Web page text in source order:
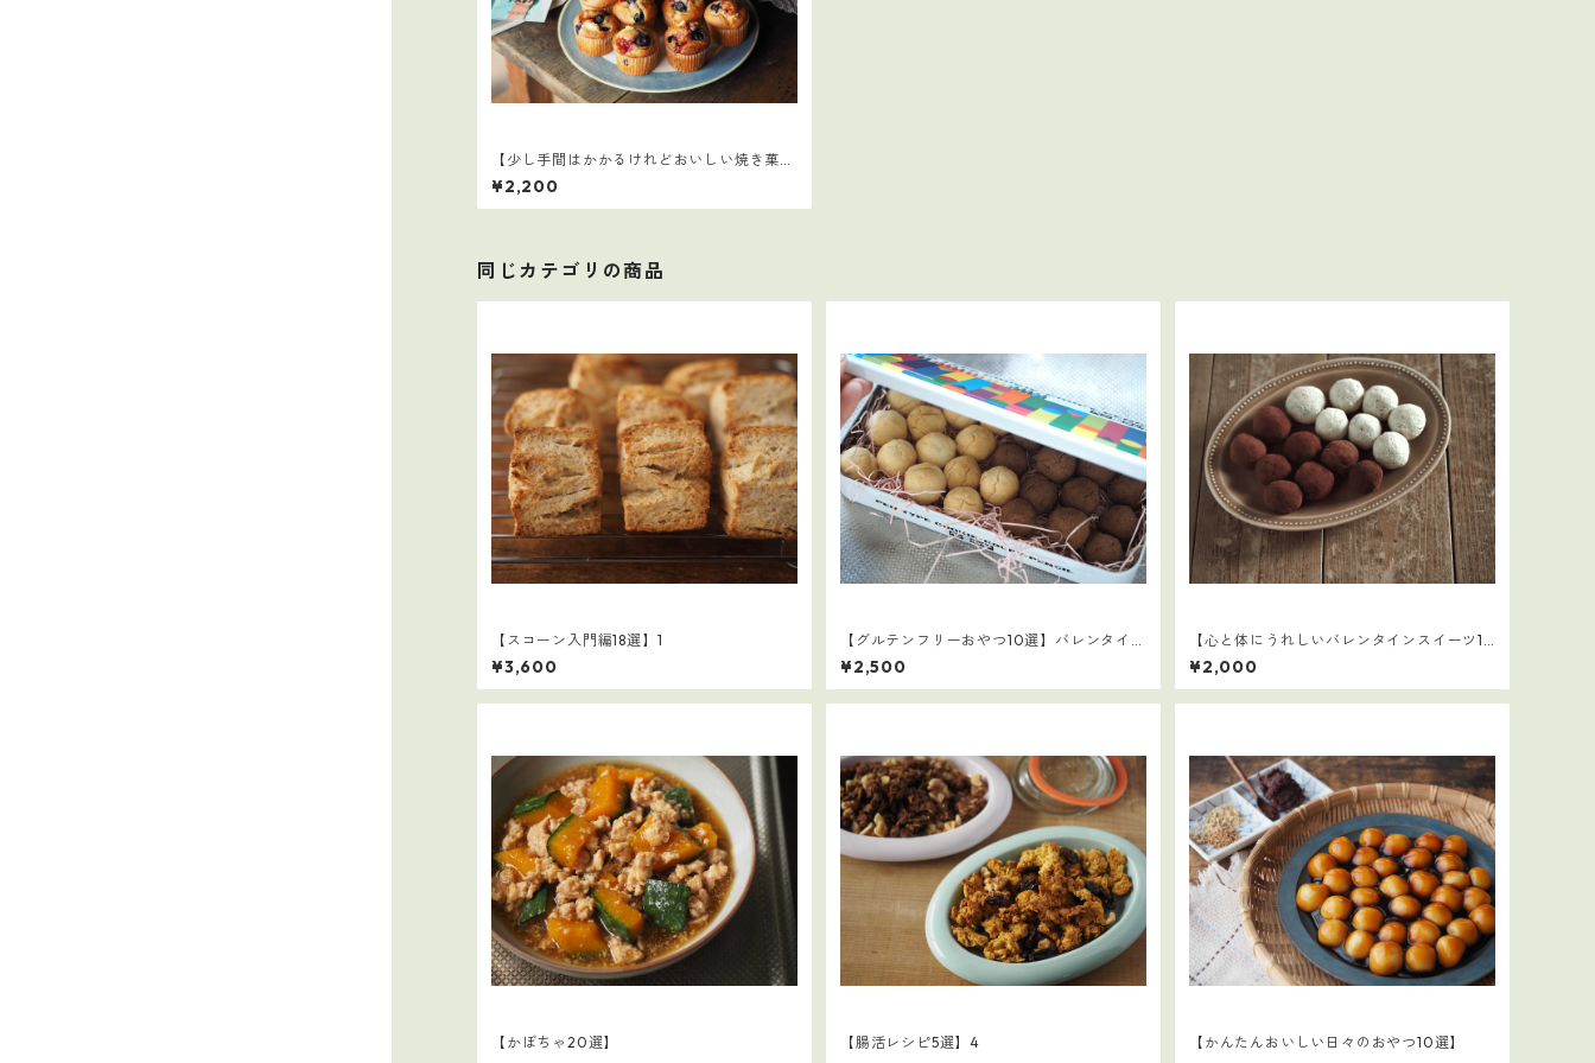
【少し手間はかかるけれどおいしい焼き菓子
10選】
¥2,200
同じカテゴリの商品
【スコーン入門編18選】1
¥3,600
【グルテンフリーおやつ10選】バレンタイン
セット
¥2,500
【心と体にうれしいバレンタインスイーツ10
選】
¥2,000
【かぼちゃ20選】 【腸活レシピ5選】4 【かんたんおいしい日々のおやつ10選】